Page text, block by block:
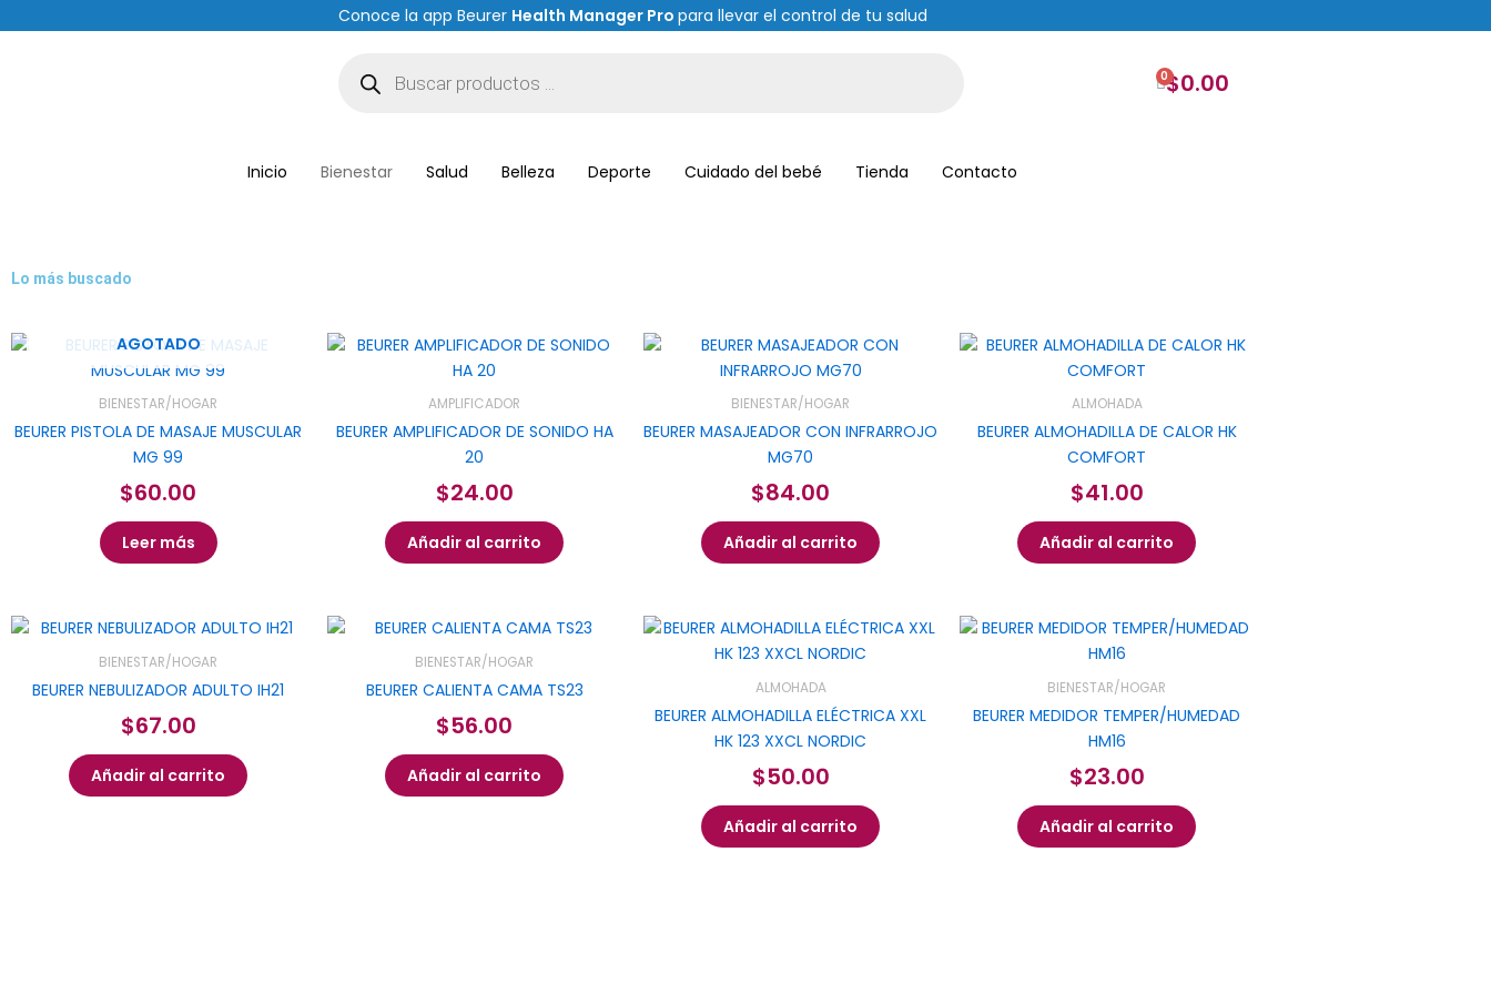
al
Conoce la app Beurer Health Manager Pro para llevar el control de tu salud
productos $0.00
0
Cart
Inicio Bienestar Salud Belleza Deporte Cuidado del bebé Tienda Contacto
Lo más buscado
AGOTADO
BIENESTAR/HOGAR
BEURER PISTOLA DE MASAJE MUSCULAR
MG 99
$60.00
Leer más
AMPLIFICADOR
BEURER AMPLIFICADOR DE SONIDO HA
20
$24.00
Añadir al carrito
BIENESTAR/HOGAR
BEURER MASAJEADOR CON INFRARROJO
MG70
$84.00
Añadir al carrito
ALMOHADA
BEURER ALMOHADILLA DE CALOR HK
COMFORT
$41.00
Añadir al carrito
BIENESTAR/HOGAR
BEURER NEBULIZADOR ADULTO IH21
$67.00
Añadir al carrito
BIENESTAR/HOGAR
BEURER CALIENTA CAMA TS23
$56.00
Añadir al carrito
ALMOHADA
BEURER ALMOHADILLA ELÉCTRICA XXL
HK 123 XXCL NORDIC
$50.00
Añadir al carrito
BIENESTAR/HOGAR
BEURER MEDIDOR TEMPER/HUMEDAD
HM16
$23.00
Añadir al carrito